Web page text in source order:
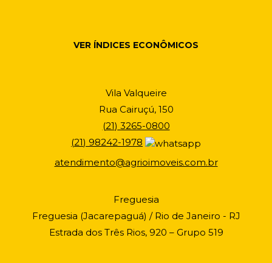
VER ÍNDICES ECONÔMICOS
Vila Valqueire
Rua Cairuçú, 150
(21) 3265-0800
(21) 98242-1978
atendimento@agrioimoveis.com.br
Freguesia
Freguesia (Jacarepaguá) / Rio de Janeiro - RJ
Estrada dos Três Rios, 920 – Grupo 519